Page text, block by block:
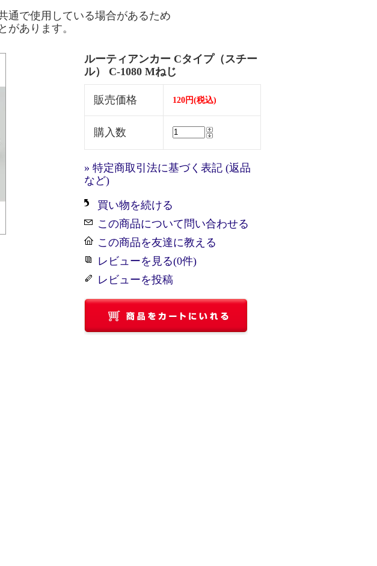
通で使用している場合があるため
があります。
ルーティアンカー Cタイプ（スチー
ル） C-1080 Mねじ
販売価格 120円(税込)
購入数
» 特定商取引法に基づく表記 (返品
など)
買い物を続ける
この商品について問い合わせる
この商品を友達に教える
レビューを見る(0件)
レビューを投稿